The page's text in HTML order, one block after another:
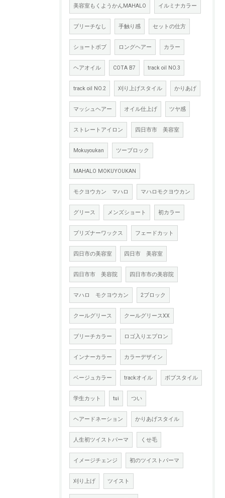
美容室もくようかんMAHALO イルミナカラー
ブリーチなし 手触り感 セットの仕方
ショートボブ ロングヘアー カラー
ヘアオイル COTA B7 track oil NO.3
track oil NO.2 刈り上げスタイル かりあげ
マッシュヘアー オイル仕上げ ツヤ感
ストレートアイロン 四日市市 美容室
Mokuyoukan ツーブロック
MAHALO MOKUYOUKAN
モクヨウカン マハロ マハロモクヨウカン
グリース メンズショート 初カラー
プリズナーワックス フェードカット
四日市の美容室 四日市 美容室
四日市市 美容院 四日市市の美容院
マハロ モクヨウカン 2ブロック
クールグリース クールグリースXX
ブリーチカラー ロゴ入りエプロン
インナーカラー カラーデザイン
ベージュカラー trackオイル ボブスタイル
学生カット tui つい
ヘアードネーション かりあげスタイル
人生初ツイストパーマ くせ毛
イメージチェンジ 初のツイストパーマ
刈り上げ ツイスト